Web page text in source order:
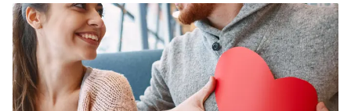
Seberozvoj
Všechny kategorie
Životní styl
ZÁBAVA
Všechny kategorie
Testy a kvízy
BYDLENÍ
Všechny kategorie